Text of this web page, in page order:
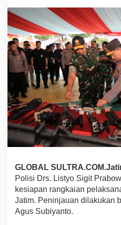
n
P
a
n
g
l
m
a
e
k
K
e
s
i
p
a
P
e
n
GLOBAL
Polisi Drs. Listyo Sigit
kesiapan rangkaian
Jatim. Peninjauan dilakukan
Agus Subiyanto.